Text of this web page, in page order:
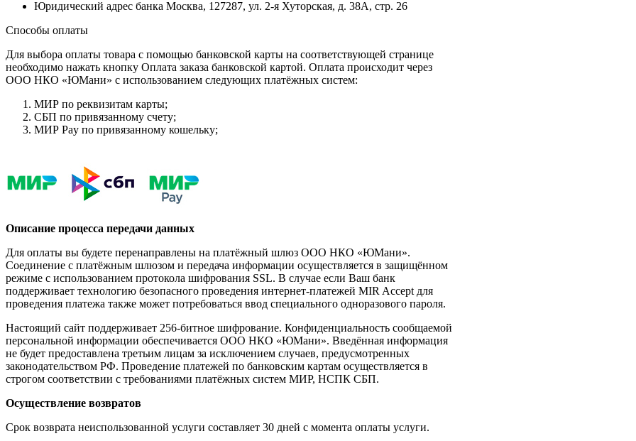
Юридический адрес банка Москва, 127287, ул. 2-я Хуторская, д. 38А, стр. 26
Способы оплаты
Для выбора оплаты товара с помощью банковской карты на соответствующей странице
необходимо нажать кнопку Оплата заказа банковской картой. Оплата происходит через
ООО НКО «ЮМани» с использованием следующих платёжных систем:
МИР по реквизитам карты;
СБП по привязанному счету;
МИР Pay по привязанному кошельку;
Описание процесса передачи данных
Для оплаты вы будете перенаправлены на платёжный шлюз ООО НКО «ЮМани».
Соединение с платёжным шлюзом и передача информации осуществляется в защищённом
режиме с использованием протокола шифрования SSL. В случае если Ваш банк
поддерживает технологию безопасного проведения интернет-платежей MIR Accept для
проведения платежа также может потребоваться ввод специального одноразового пароля.
Настоящий сайт поддерживает 256-битное шифрование. Конфиденциальность сообщаемой
персональной информации обеспечивается ООО НКО «ЮМани». Введённая информация
не будет предоставлена третьим лицам за исключением случаев, предусмотренных
законодательством РФ. Проведение платежей по банковским картам осуществляется в
строгом соответствии с требованиями платёжных систем МИР, НСПК СБП.
Осуществление возвратов
Срок возврата неиспользованной услуги составляет 30 дней с момента оплаты услуги.